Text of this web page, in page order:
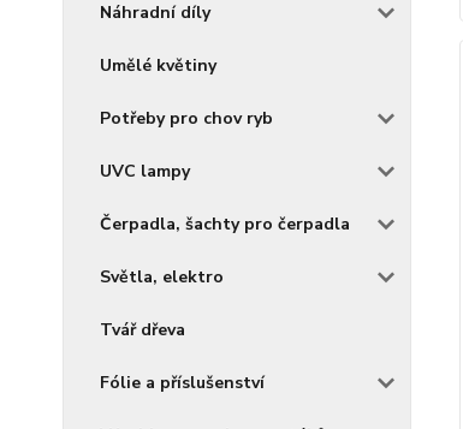
Náhradní díly
Umělé květiny
Potřeby pro chov ryb
UVC lampy
Čerpadla, šachty pro čerpadla
Světla, elektro
Tvář dřeva
Fólie a příslušenství